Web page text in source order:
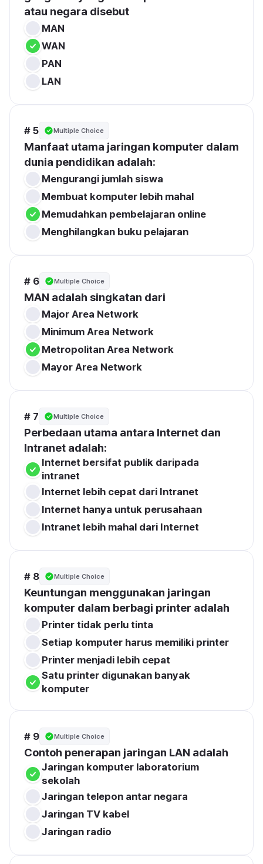
atau negara disebut
MAN
WAN
PAN
LAN
# 5 Multiple Choice
Manfaat utama jaringan komputer dalam
dunia pendidikan adalah:
Mengurangi jumlah siswa
Membuat komputer lebih mahal
Memudahkan pembelajaran online
Menghilangkan buku pelajaran
# 6 Multiple Choice
MAN adalah singkatan dari
Major Area Network
Minimum Area Network
Metropolitan Area Network
Mayor Area Network
# 7 Multiple Choice
Perbedaan utama antara Internet dan
Intranet adalah:
Internet bersifat publik daripada
intranet
Internet lebih cepat dari Intranet
Internet hanya untuk perusahaan
Intranet lebih mahal dari Internet
# 8 Multiple Choice
Keuntungan menggunakan jaringan
komputer dalam berbagi printer adalah
Printer tidak perlu tinta
Setiap komputer harus memiliki printer
Printer menjadi lebih cepat
Satu printer digunakan banyak
komputer
# 9 Multiple Choice
Contoh penerapan jaringan LAN adalah
Jaringan komputer laboratorium
sekolah
Jaringan telepon antar negara
Jaringan TV kabel
Jaringan radio